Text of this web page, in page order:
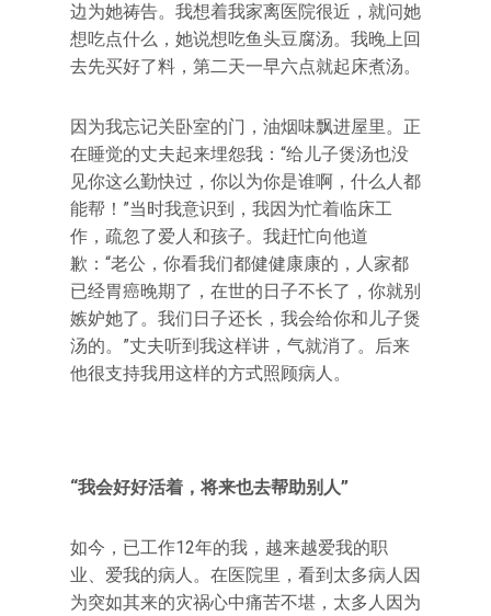
边为她祷告。我想着我家离医院很近，就问她
想吃点什么，她说想吃鱼头豆腐汤。我晚上回
去先买好了料，第二天一早六点就起床煮汤。
因为我忘记关卧室的门，油烟味飘进屋里。正
在睡觉的丈夫起来埋怨我：“给儿子煲汤也没
见你这么勤快过，你以为你是谁啊，什么人都
能帮！”当时我意识到，我因为忙着临床工
作，疏忽了爱人和孩子。我赶忙向他道
歉：“老公，你看我们都健健康康的，人家都
已经胃癌晚期了，在世的日子不长了，你就别
嫉妒她了。我们日子还长，我会给你和儿子煲
汤的。”丈夫听到我这样讲，气就消了。后来
他很支持我用这样的方式照顾病人。
“我会好好活着，将来也去帮助别人”
如今，已工作12年的我，越来越爱我的职
业、爱我的病人。在医院里，看到太多病人因
为突如其来的灾祸心中痛苦不堪，太多人因为